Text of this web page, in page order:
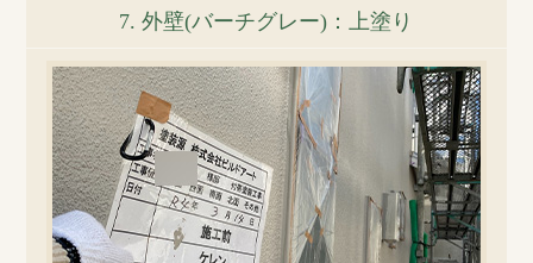
7. 外壁(バーチグレー)：上塗り